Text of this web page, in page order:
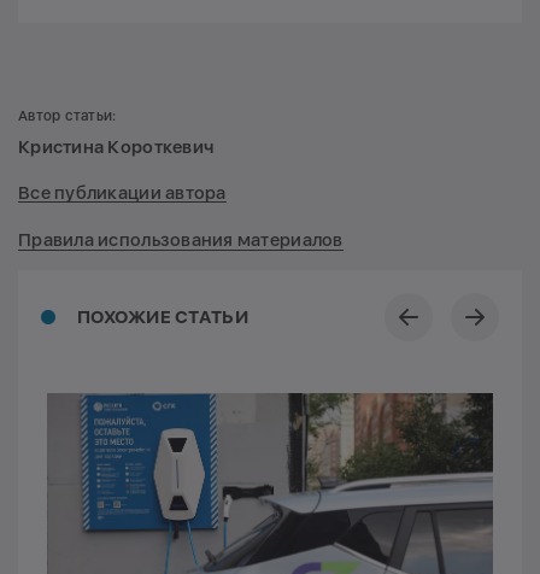
ПОХОЖИЕ СТАТЬИ
Автор статьи:
Кристина Короткевич
Все публикации автора
Правила использования материалов